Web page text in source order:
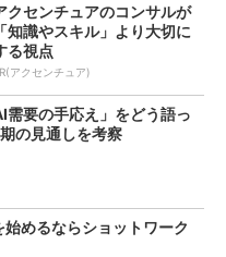
クセンチュアのコンサルが
「知識やスキル」より大切に
る視点
アクセンチュア)
需要の手応え」をどう語っ
の見通しを考察
めるならショットワーク